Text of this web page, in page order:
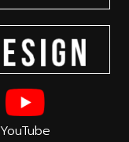
YouTube